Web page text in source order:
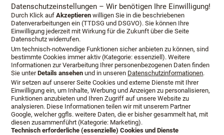
36037 Fulda
Datenschutzeinstellungen – Wir benötigen Ihre Einwilligung!
Durch Klick aufAkzeptieren willigen Sie in die beschriebenen
Datenverarbeitungen ein (TTDSG und DSGVO). Sie können Ihre
Einwilligung jederzeit mit Wirkung für die Zukunft über die Seite
Datenschutz widerrufen.
Um technisch-notwendige Funktionen sicher anbieten zu können, sind
bestimmte Cookies immer aktiv (Kategorie: essenziell). Weitere
Informationen zur Verarbeitung Ihrer personenbezogenen Daten finden
Sie unterDetails ansehen und in unseren Datenschutzinformationen.
Wir setzen auf unserer Seite Cookies und externe Dienste mit Ihrer
Einwilligung ein, um Inhalte, Werbung und Anzeigen zu personalisieren,
Funktionen anzubieten und Ihren Zugriff auf unsere Website zu
analysieren. Diese Informationen teilen wir mit unserem Partner
Google, welcher ggfls. weitere Daten, die er bisher gesammelt hat, mit
diesen zusammenführt (Kategorie: Marketing).
Technisch erforderliche (essenzielle) Cookies und Dienste